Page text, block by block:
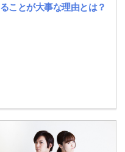
ることが大事な理由とは？